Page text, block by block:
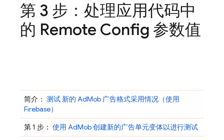
第 3 步：处理应用代码中
的 Remote Config 参数值
简介： 测试 新的 AdMob 广告格式采用情况（使用
Firebase）
第 1 步： 使用 AdMob创建新的广告单元变体以进行测试